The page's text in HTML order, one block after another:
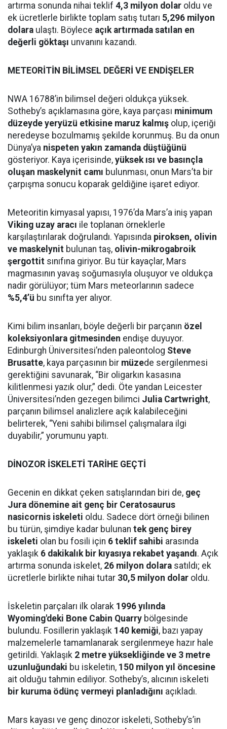
artırma sonunda nihai teklif 4,3 milyon dolar oldu ve
ek ücretlerle birlikte toplam satış tutarı 5,296 milyon
dolara ulaştı. Böylece açık artırmada satılan en
değerli göktaşı unvanını kazandı.
METEORİTİN BİLİMSEL DEĞERİ VE ENDİŞELER
NWA 16788’in bilimsel değeri oldukça yüksek.
Sotheby’s açıklamasına göre, kaya parçası minimum
düzeyde yeryüzü etkisine maruz kalmış olup, içeriği
neredeyse bozulmamış şekilde korunmuş. Bu da onun
Dünya’ya nispeten yakın zamanda düştüğünü
gösteriyor. Kaya içerisinde, yüksek ısı ve basınçla
oluşan maskelynit camı bulunması, onun Mars’ta bir
çarpışma sonucu koparak geldiğine işaret ediyor.
Meteoritin kimyasal yapısı, 1976’da Mars’a iniş yapan
Viking uzay aracı ile toplanan örneklerle
karşılaştırılarak doğrulandı. Yapısında piroksen, olivin
ve maskelynit bulunan taş, olivin-mikrogabroik
şergottit sınıfına giriyor. Bu tür kayaçlar, Mars
magmasının yavaş soğumasıyla oluşuyor ve oldukça
nadir görülüyor; tüm Mars meteorlarının sadece
%5,4’ü bu sınıfta yer alıyor.
Kimi bilim insanları, böyle değerli bir parçanın özel
koleksiyonlara gitmesinden endişe duyuyor.
Edinburgh Üniversitesi’nden paleontolog Steve
Brusatte, kaya parçasının bir müzede sergilenmesi
gerektiğini savunarak, “Bir oligarkın kasasına
kilitlenmesi yazık olur,” dedi. Öte yandan Leicester
Üniversitesi’nden gezegen bilimci Julia Cartwright,
parçanın bilimsel analizlere açık kalabileceğini
belirterek, “Yeni sahibi bilimsel çalışmalara ilgi
duyabilir,” yorumunu yaptı.
DİNOZOR İSKELETİ TARİHE GEÇTİ
Gecenin en dikkat çeken satışlarından biri de, geç
Jura dönemine ait genç bir Ceratosaurus
nasicornis iskeleti oldu. Sadece dört örneği bilinen
bu türün, şimdiye kadar bulunan tek genç birey
iskeleti olan bu fosili için 6 teklif sahibi arasında
yaklaşık 6 dakikalık bir kıyasıya rekabet yaşandı. Açık
artırma sonunda iskelet, 26 milyon dolara satıldı; ek
ücretlerle birlikte nihai tutar 30,5 milyon dolar oldu.
İskeletin parçaları ilk olarak 1996 yılında
Wyoming'deki Bone Cabin Quarry bölgesinde
bulundu. Fosillerin yaklaşık 140 kemiği, bazı yapay
malzemelerle tamamlanarak sergilenmeye hazır hale
getirildi. Yaklaşık 2 metre yüksekliğinde ve 3 metre
uzunluğundaki bu iskeletin, 150 milyon yıl öncesine
ait olduğu tahmin ediliyor. Sotheby’s, alıcının iskeleti
bir kuruma ödünç vermeyi planladığını açıkladı.
Mars kayası ve genç dinozor iskeleti, Sotheby’s’in